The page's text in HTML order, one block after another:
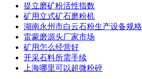
提立磨矿粉活性指数
矿用立式矿石磨粉机
湖南永州市白云石粉生产设备规格
雷蒙磨源头厂家市场
矿用怎么经营好
开采石料所需手续
上海哪里可以超微粉碎